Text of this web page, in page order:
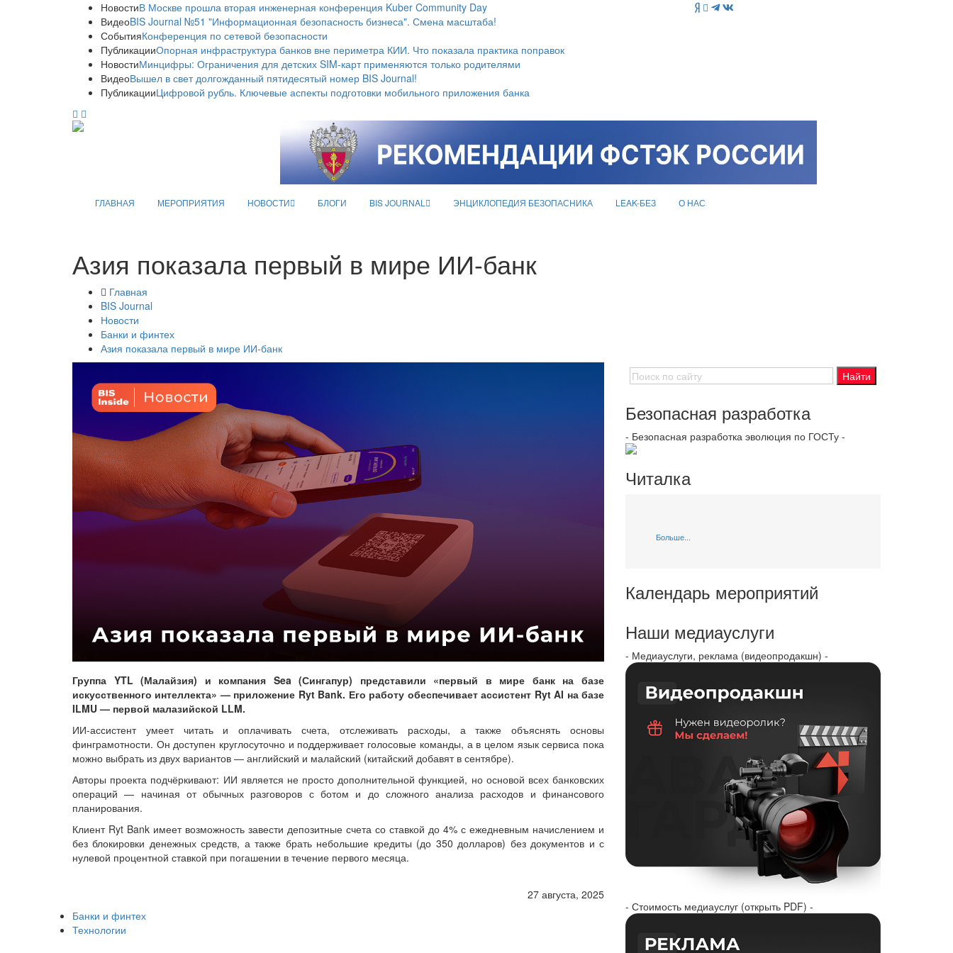
НовостиВ Москве прошла вторая инженерная конференция Kuber Community Day
ВидеоBIS Journal №51 "Информационная безопасность бизнеса". Смена масштаба!
СобытияКонференция по сетевой безопасности
ПубликацииОпорная инфраструктура банков вне периметра КИИ. Что показала практика поправок
НовостиМинцифры: Ограничения для детских SIM-карт применяются только родителями
ВидеоВышел в свет долгожданный пятидесятый номер BIS Journal!
ПубликацииЦифровой рубль. Ключевые аспекты подготовки мобильного приложения банка
ГЛАВНАЯ МЕРОПРИЯТИЯ НОВОСТИ БЛОГИ BIS JOURNAL ЭНЦИКЛОПЕДИЯ БЕЗОПАСНИКА LEAK-БЕЗ О НАС
Азия показала первый в мире ИИ-банк
Главная
BIS Journal
Новости
Банки и финтех
Азия показала первый в мире ИИ-банк
Группа YTL (Малайзия) и компания Sea (Сингапур) представили «первый в мире банк на базе
искусственного интеллекта» — приложение Ryt Bank. Его работу обеспечивает ассистент Ryt AI на базе
ILMU — первой малазийской LLM.
ИИ-ассистент умеет читать и оплачивать счета, отслеживать расходы, а также объяснять основы
финграмотности. Он доступен круглосуточно и поддерживает голосовые команды, а в целом язык сервиса пока
можно выбрать из двух вариантов — английский и малайский (китайский добавят в сентябре).
Авторы проекта подчёркивают: ИИ является не просто дополнительной функцией, но основой всех банковских
операций — начиная от обычных разговоров с ботом и до сложного анализа расходов и финансового
планирования.
Клиент Ryt Bank имеет возможность завести депозитные счета со ставкой до 4% с ежедневным начислением и
без блокировки денежных средств, а также брать небольшие кредиты (до 350 долларов) без документов и с
нулевой процентной ставкой при погашении в течение первого месяца.
27 августа, 2025
Банки и финтех
Технологии
Безопасная разработка
- Безопасная разработка эволюция по ГОСТу -
Читалка
Больше...
Календарь мероприятий
Наши медиауслуги
- Медиауслуги, реклама (видеопродакшн) -
- Стоимость медиауслуг (открыть PDF) -